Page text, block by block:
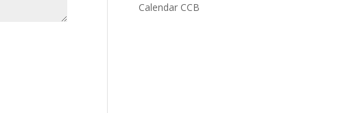
Calendar CCB